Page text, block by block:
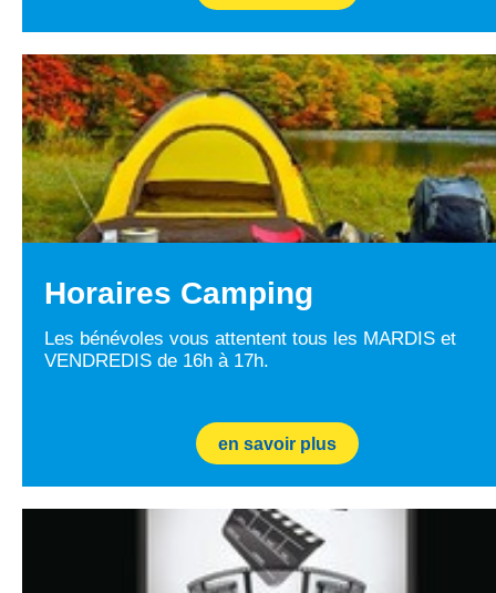
Horaires Camping
Les bénévoles vous attentent tous les MARDIS et
VENDREDIS de 16h à 17h.
en savoir plus